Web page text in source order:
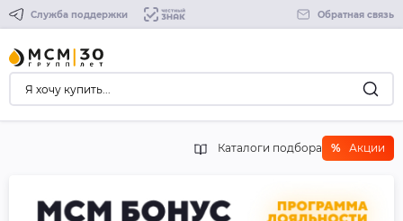
Служба поддержки Обратная связь
Каталоги подбора % Акции